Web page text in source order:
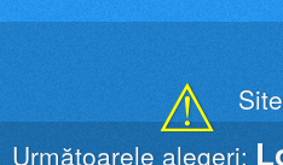
⚠ Site
Următoarele alegeri: